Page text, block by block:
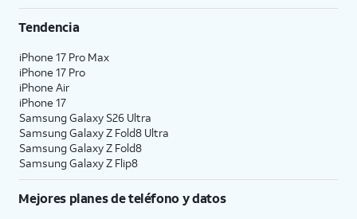
Tendencia
iPhone 17 Pro Max
iPhone 17 Pro
iPhone Air
iPhone 17
Samsung Galaxy S26 Ultra
Samsung Galaxy Z Fold8 Ultra
Samsung Galaxy Z Fold8
Samsung Galaxy Z Flip8
Mejores planes de teléfono y datos